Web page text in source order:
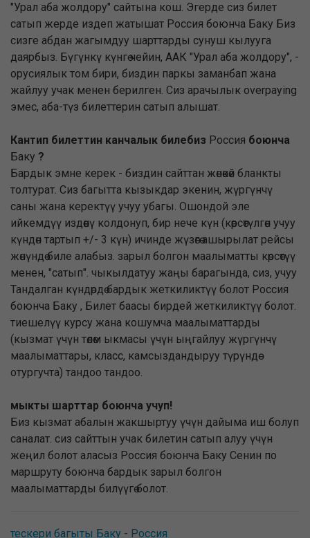
"Урал аба жолдору" сайтына кош. Эгерде сиз билет
сатып жерде издеп жатышат Россия боюнча Баку Биз
сизге абдан жагымдуу шарттарды сунуш кылууга
даярбыз. Бүгүнкү күнгө чейин, ААК "Урал аба жолдору", -
орусиялык том бири, биздин паркы заманбап жана
жайлуу учак менен берилген. Сиз арачылык overpaying
эмес, аба-түз билеттерин сатып алышат.
Кантип билеттин канчалык билебиз Россия боюнча
Баку ?
Бардык эмне керек - биздин сайттан жөнөкөй бланкты
толтурат. Сиз багытта кызыкдар экенин, жүргүнчү
саны жана керектүү учуу убагы. Ошондой эле
ийкемдүү издөөнү колдонуп, бир нече күн (көрсөтүлгөн учуу
күндөн тартып +/- 3 күн) ичинде жүзөгө ашырылат рейсы
жөнүндө биле алабыз. зарыл болгон маалыматты көрсөтүү
менен, "сатып". чыкылдатуу жаңы барагында, сиз, учуу
Тандалган күндөрдө бардык жеткиликтүү болот Россия
боюнча Баку , Билет баасы бирдей жеткиликтүү болот.
тиешелүү курсу жана кошумча маалыматтарды
(кызмат үчүн төлөм ыкмасы үчүн ыңгайлуу жүргүнчү
маалыматтары, класс, камсыздандыруу түрүндө
отургучта) тандоо тандоо.
мыкты шарттар боюнча учуп!
Биз кызмат абалын жакшыртуу үчүн дайыма иш болуп
саналат. сиз сайттын учак билетин сатып алуу үчүн
жеңил болот аласыз Россия боюнча Баку Сенин по
маршруту боюнча бардык зарыл болгон
маалыматтарды билүүгө болот.
тескери багыты Баку - Россия